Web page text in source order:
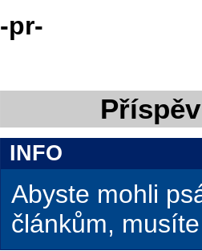
-pr-
INFO
Abyste mohli
článkům,